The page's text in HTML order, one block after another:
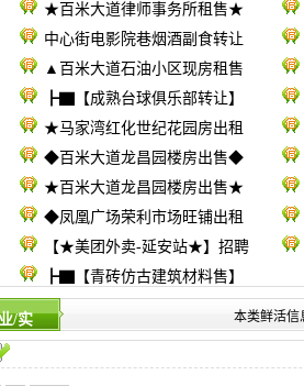
★百米大道律师事务所租售★
中心街电影院巷烟酒副食转让
▲百米大道石油小区现房租售
┣▇【成熟台球俱乐部转让】
★马家湾红化世纪花园房出租
◆百米大道龙昌园楼房出售◆
★百米大道龙昌园楼房出售★
◆凤凰广场荣利市场旺铺出租
【★美团外卖-延安站★】招聘
┣▇【青砖仿古建筑材料售】
/实 本类鲜活信